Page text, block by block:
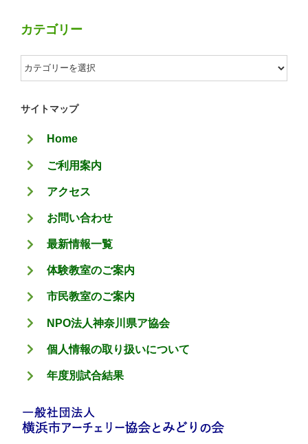
カテゴリー
カ
テ
ゴ
ー
サイトマップ
Home
ご利用案内
アクセス
お問い合わせ
最新情報一覧
体験教室のご案内
市民教室のご案内
NPO法人神奈川県ア協会
個人情報の取り扱いについて
年度別試合結果